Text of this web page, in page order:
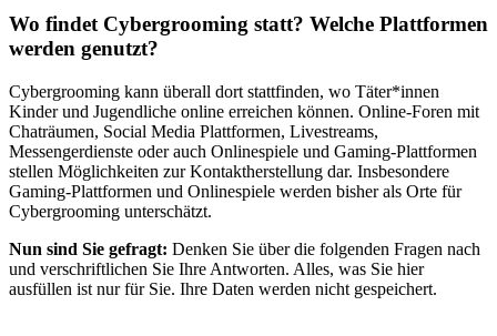
Wo findet Cybergrooming statt? Welche Plattformen
werden genutzt?
Cybergrooming kann überall dort stattfinden, wo Täter*innen
Kinder und Jugendliche online erreichen können. Online-Foren mit
Chaträumen, Social Media Plattformen, Livestreams,
Messengerdienste oder auch Onlinespiele und Gaming-Plattformen
stellen Möglichkeiten zur Kontaktherstellung dar. Insbesondere
Gaming-Plattformen und Onlinespiele werden bisher als Orte für
Cybergrooming unterschätzt.
Nun sind Sie gefragt: Denken Sie über die folgenden Fragen nach
und verschriftlichen Sie Ihre Antworten. Alles, was Sie hier
ausfüllen ist nur für Sie. Ihre Daten werden nicht gespeichert.